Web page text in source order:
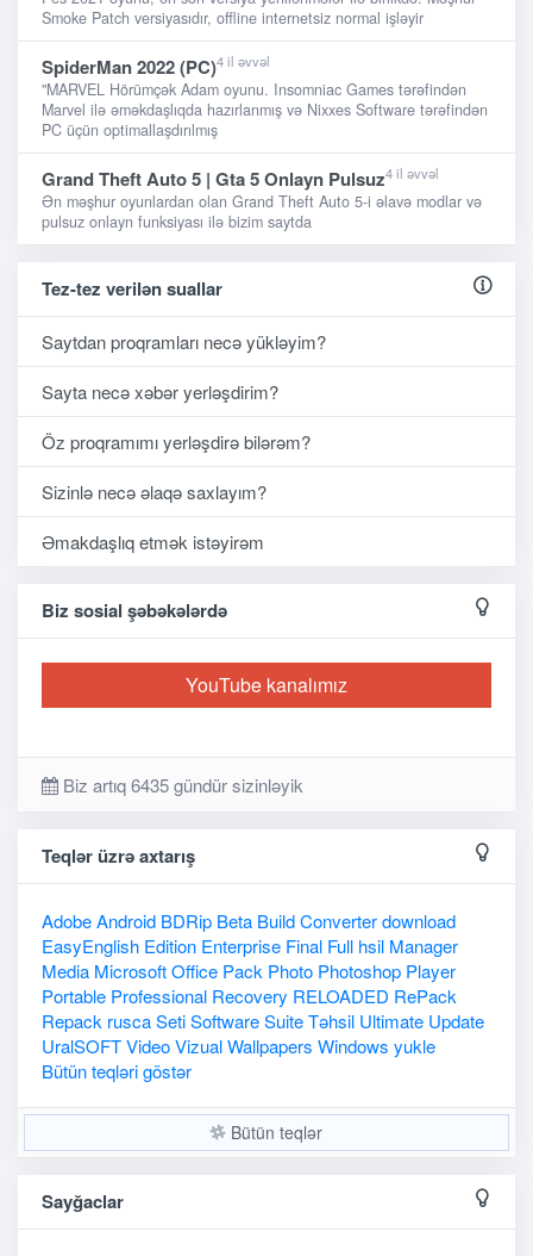
Smoke Patch versiyasıdır, offline internetsiz normal işləyir
SpiderMan 2022 (PC)4 il əvvəl
"MARVEL Hörümçək Adam oyunu. Insomniac Games tərəfindən
Marvel ilə əməkdaşlıqda hazırlanmış və Nixxes Software tərəfindən
PC üçün optimallaşdırılmış
Grand Theft Auto 5 | Gta 5 Onlayn Pulsuz4 il əvvəl
Ən məşhur oyunlardan olan Grand Theft Auto 5-i əlavə modlar və
pulsuz onlayn funksiyası ilə bizim saytda
Tez-tez verilən suallar
Saytdan proqramları necə yükləyim?
Sayta necə xəbər yerləşdirim?
Öz proqramımı yerləşdirə bilərəm?
Sizinlə necə əlaqə saxlayım?
Əmakdaşlıq etmək istəyirəm
Biz sosial şəbəkələrdə
YouTube kanalımız
Biz artıq 6435 gündür sizinləyik
Teqlər üzrə axtarış
AdobeAndroid BDRip Beta BuildConverterdownload
EasyEnglish Edition Enterprise Final Full hsil Manager
Media MicrosoftOffice Pack Photo Photoshop Player
Portable Professional Recovery RELOADED RePack
Repack ruscaSetiSoftwareSuiteTəhsil Ultimate Update
UralSOFTVideoVizualWallpapers Windows yukle
Bütün teqləri göstər
Bütün teqlər
Sayğaclar